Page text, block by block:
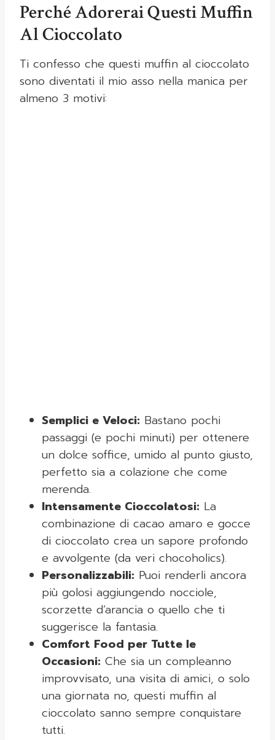
Perché Adorerai Questi Muffin
Al Cioccolato
Ti confesso che questi muffin al cioccolato
sono diventati il mio asso nella manica per
almeno 3 motivi:
Semplici e Veloci: Bastano pochi
passaggi (e pochi minuti) per ottenere
un dolce soffice, umido al punto giusto,
perfetto sia a colazione che come
merenda.
Intensamente Cioccolatosi: La
combinazione di cacao amaro e gocce
di cioccolato crea un sapore profondo
e avvolgente (da veri chocoholics).
Personalizzabili: Puoi renderli ancora
più golosi aggiungendo nocciole,
scorzette d’arancia o quello che ti
suggerisce la fantasia.
Comfort Food per Tutte le
Occasioni: Che sia un compleanno
improvvisato, una visita di amici, o solo
una giornata no, questi muffin al
cioccolato sanno sempre conquistare
tutti.